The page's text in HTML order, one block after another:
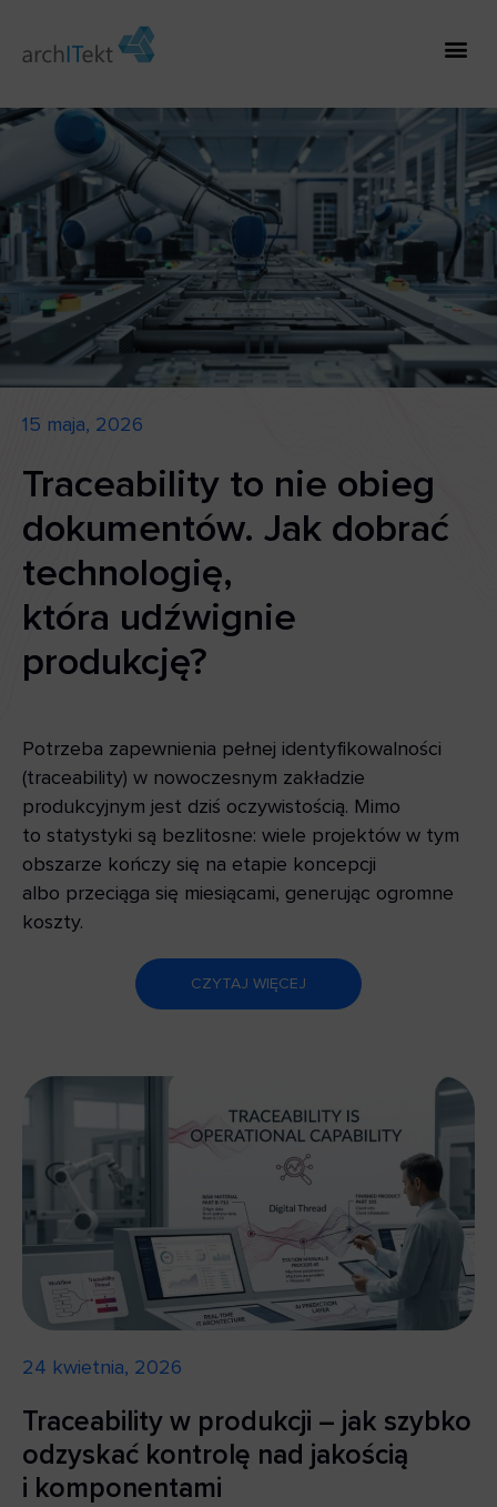
15 maja, 2026
Traceability to nie obieg
dokumentów. Jak dobrać
technologię,
która udźwignie
produkcję?
Potrzeba zapewnienia pełnej identyfikowalności
(traceability) w nowoczesnym zakładzie
produkcyjnym jest dziś oczywistością. Mimo
to statystyki są bezlitosne: wiele projektów w tym
obszarze kończy się na etapie koncepcji
albo przeciąga się miesiącami, generując ogromne
koszty.
CZYTAJ WIĘCEJ
24 kwietnia, 2026
Traceability w produkcji – jak szybko
odzyskać kontrolę nad jakością
i komponentami